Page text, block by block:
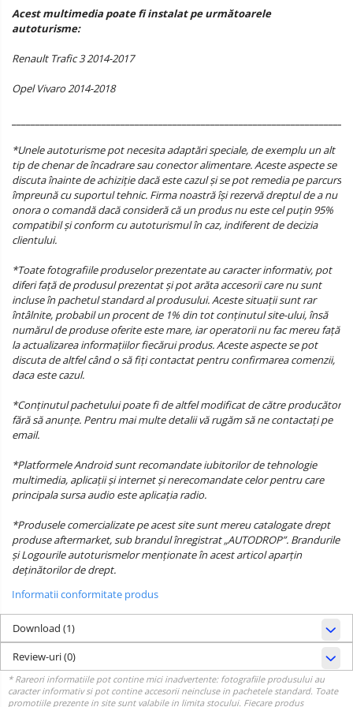
Acest multimedia poate fi instalat pe următoarele
autoturisme:
Renault Trafic 3 2014-2017
Opel Vivaro 2014-2018
*Unele autoturisme pot necesita adaptări speciale, de exemplu un alt
tip de chenar de încadrare sau conector alimentare. Aceste aspecte se
discuta înainte de achiziție dacă este cazul și se pot remedia pe parcurs
împreună cu suportul tehnic. Firma noastră își rezervă dreptul de a nu
onora o comandă dacă consideră că un produs nu este cel puțin 95%
compatibil și conform cu autoturismul în caz, indiferent de decizia
clientului.
*Toate fotografiile produselor prezentate au caracter informativ, pot
diferi față de produsul prezentat și pot arăta accesorii care nu sunt
incluse în pachetul standard al produsului. Aceste situații sunt rar
întâlnite, probabil un procent de 1% din tot conținutul site-ului, însă
numărul de produse oferite este mare, iar operatorii nu fac mereu față
la actualizarea informațiilor fiecărui produs. Aceste aspecte se pot
discuta de altfel când o să fiți contactat pentru confirmarea comenzii,
daca este cazul.
*Conținutul pachetului poate fi de altfel modificat de către producător
fără să anunțe. Pentru mai multe detalii vă rugăm să ne contactați pe
email.
*Platformele Android sunt recomandate iubitorilor de tehnologie
multimedia, aplicații și internet și nerecomandate celor pentru care
principala sursa audio este aplicația radio.
*Produsele comercializate pe acest site sunt mereu catalogate drept
produse aftermarket, sub brandul înregistrat „AUTODROP”. Brandurile
și Logourile autoturismelor menționate în acest articol aparțin
deținătorilor de drept.
Informatii conformitate produs
Download (1)
Review-uri(0)